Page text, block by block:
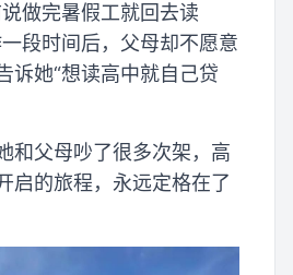
做完暑假工就回去读
段时间后，父母却不愿意
诉她“想读高中就自己贷
和父母吵了很多次架，高
启的旅程，永远定格在了